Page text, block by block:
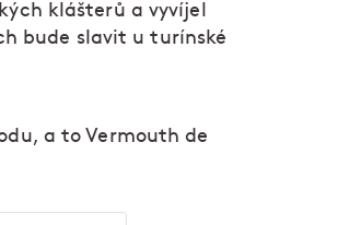
klášterů a vyvíjel
bude slavit u turínské
a to Vermouth de